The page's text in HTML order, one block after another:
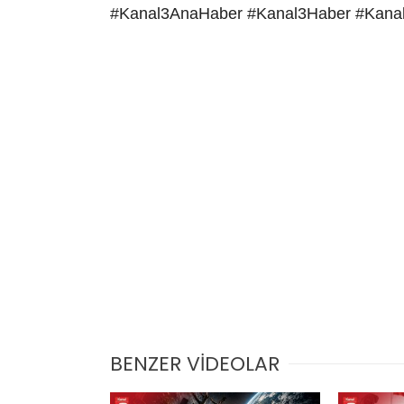
#Kanal3AnaHaber #Kanal3Haber
BENZER VİDEOLAR